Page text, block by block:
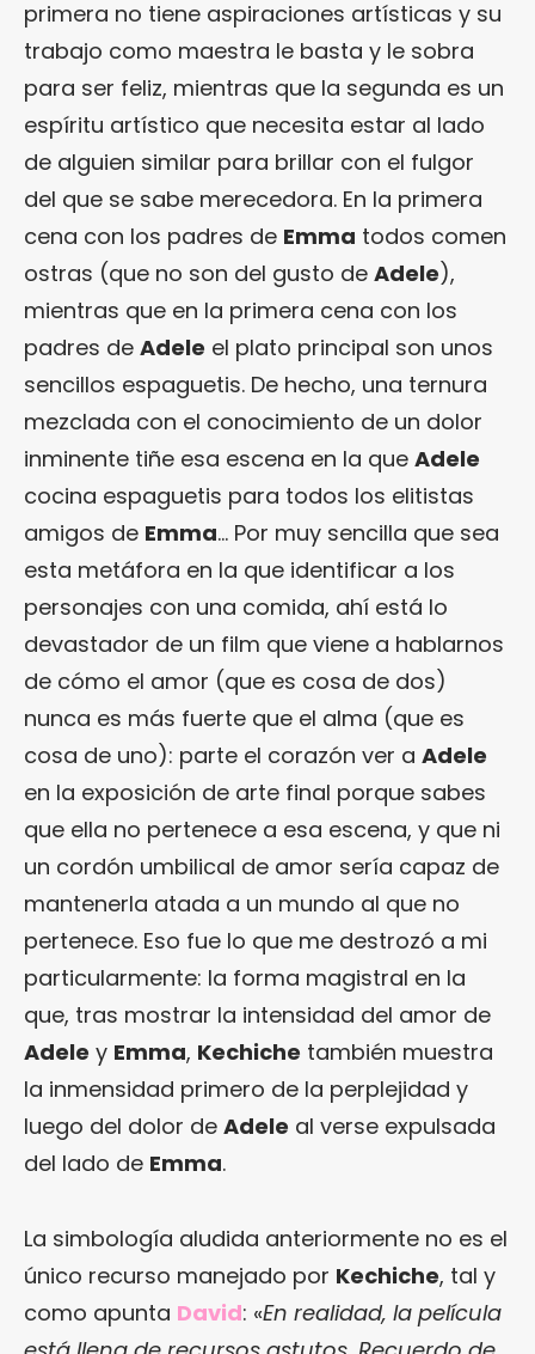
primera no tiene aspiraciones artísticas y su
trabajo como maestra le basta y le sobra
para ser feliz, mientras que la segunda es un
espíritu artístico que necesita estar al lado
de alguien similar para brillar con el fulgor
del que se sabe merecedora. En la primera
cena con los padres de Emma todos comen
ostras (que no son del gusto de Adele),
mientras que en la primera cena con los
padres de Adele el plato principal son unos
sencillos espaguetis. De hecho, una ternura
mezclada con el conocimiento de un dolor
inminente tiñe esa escena en la que Adele
cocina espaguetis para todos los elitistas
amigos de Emma… Por muy sencilla que sea
esta metáfora en la que identificar a los
personajes con una comida, ahí está lo
devastador de un film que viene a hablarnos
de cómo el amor (que es cosa de dos)
nunca es más fuerte que el alma (que es
cosa de uno): parte el corazón ver a Adele
en la exposición de arte final porque sabes
que ella no pertenece a esa escena, y que ni
un cordón umbilical de amor sería capaz de
mantenerla atada a un mundo al que no
pertenece. Eso fue lo que me destrozó a mi
particularmente: la forma magistral en la
que, tras mostrar la intensidad del amor de
Adele y Emma, Kechiche también muestra
la inmensidad primero de la perplejidad y
luego del dolor de Adele al verse expulsada
del lado de Emma.
La simbología aludida anteriormente no es el
único recurso manejado por Kechiche, tal y
como apunta David: «En realidad, la película